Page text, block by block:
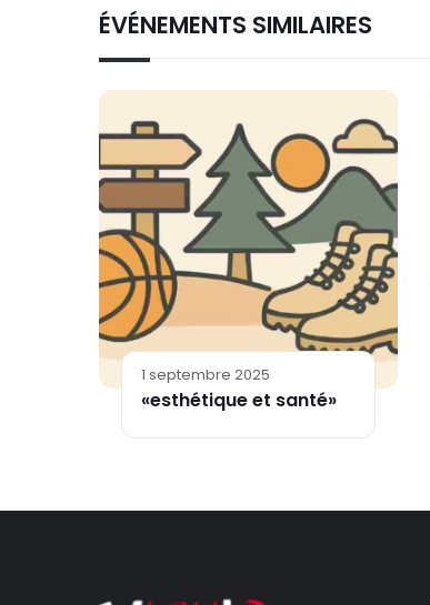
ÉVÉNEMENTS SIMILAIRES
1 septembre 2025
«esthétique et santé»